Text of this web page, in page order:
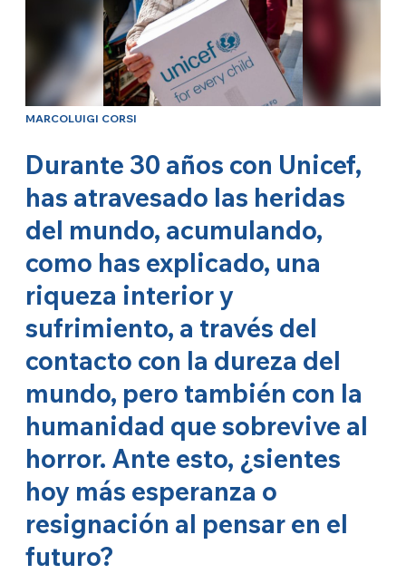
MARCOLUIGI CORSI
Durante 30 años con Unicef,
has atravesado las heridas
del mundo, acumulando,
como has explicado, una
riqueza interior y
sufrimiento, a través del
contacto con la dureza del
mundo, pero también con la
humanidad que sobrevive al
horror. Ante esto, ¿sientes
hoy más esperanza o
resignación al pensar en el
futuro?